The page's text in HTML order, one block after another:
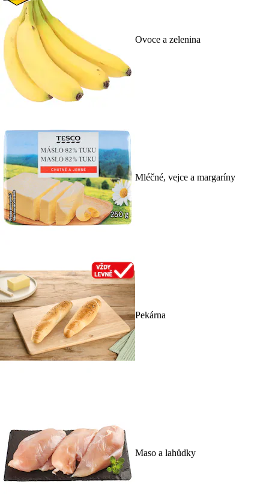
Ovoce a zelenina
Mléčné, vejce a margaríny
Pekárna
Maso a lahůdky